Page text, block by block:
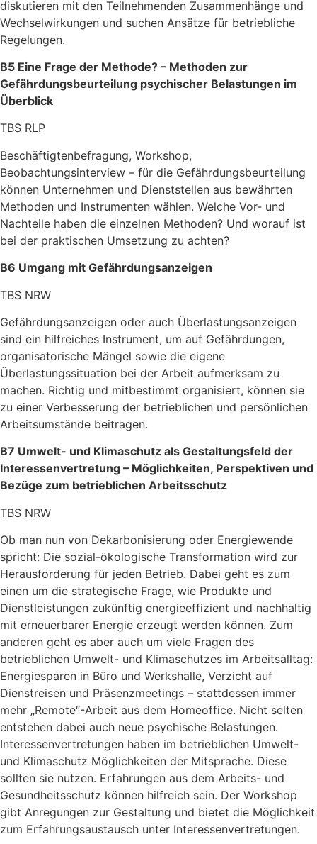
diskutieren mit den Teilneh­men­­den Zusammen­hänge und
Wechsel­wirkungen und suchen Ansätze für betrieb­liche
Regelungen.
B5 Eine Frage der Methode? – Methoden zur
Gefährdungsbeurteilung psychischer Belastungen im
Überblick
TBS RLP
Beschäftigtenbefragung, Workshop,
Beobachtungsinterview – für die Gefährdungsbeurteilung
können Unternehmen und Dienststellen aus bewährten
Methoden und Instrumenten wählen. Welche Vor- und
Nachteile haben die einzelnen Methoden? Und worauf ist
bei der praktischen Umsetzung zu achten?
B6 Umgang mit Gefährdungsanzeigen
TBS NRW
Gefährdungsanzeigen oder auch Überlastungsanzeigen
sind ein hilfreiches Instrument, um auf Gefährdungen,
organisatorische Mängel sowie die eigene
Überlastungssituation bei der Arbeit aufmerksam zu
machen. Richtig und mitbestimmt organisiert, können sie
zu einer Verbesserung der betrieblichen und persönlichen
Arbeitsumstände beitragen.
B7 Umwelt- und Klimaschutz als Gestaltungsfeld der
Interessenvertretung – Möglichkeiten, Perspektiven und
Bezüge zum betrieblichen Arbeitsschutz
TBS NRW
Ob man nun von Dekarbonisierung oder Energiewende
spricht: Die sozial-ökologische Transformation wird zur
Herausforderung für jeden Betrieb. Dabei geht es zum
einen um die strategische Frage, wie Produkte und
Dienstleistungen zukünftig energieeffizient und nachhaltig
mit erneuerbarer Energie erzeugt werden können. Zum
anderen geht es aber auch um viele Fragen des
betrieblichen Umwelt- und Klimaschutzes im Arbeitsalltag:
Energiesparen in Büro und Werkshalle, Verzicht auf
Dienstreisen und Präsenzmeetings – stattdessen immer
mehr „Remote“-Arbeit aus dem Homeoffice. Nicht selten
entstehen dabei auch neue psychische Belastungen.
Interessenvertretungen haben im betrieblichen Umwelt-
und Klimaschutz Möglichkeiten der Mitsprache. Diese
sollten sie nutzen. Erfahrungen aus dem Arbeits- und
Gesundheitsschutz können hilfreich sein. Der Workshop
gibt Anregungen zur Gestaltung und bietet die Möglichkeit
zum Erfahrungsaustausch unter Interessenvertretungen.